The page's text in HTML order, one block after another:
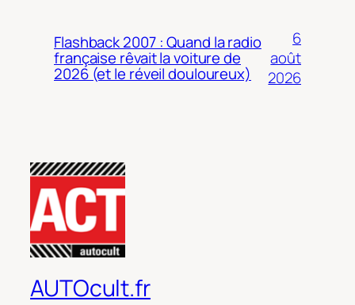
Flashback 2007 : Quand la radio
française rêvait la voiture de
2026 (et le réveil douloureux)
6
août
2026
AUTOcult.fr